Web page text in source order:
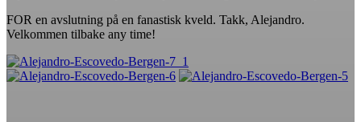
FOR en avslutning på en fanastisk kveld. Takk, Alejandro.
Velkommen tilbake any time!